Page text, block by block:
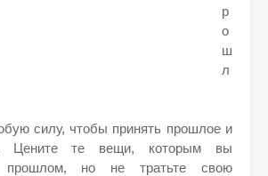
р
о
ш
л
силу, чтобы принять прошлое и
Цените те вещи, которым вы
прошлом, но не тратьте свою